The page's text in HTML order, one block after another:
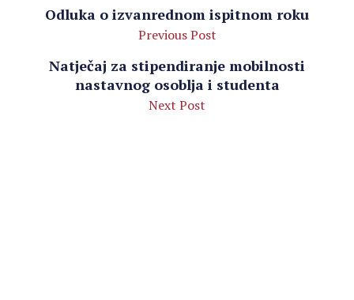
Odluka o izvanrednom ispitnom roku
Previous Post
Natječaj za stipendiranje mobilnosti
nastavnog osoblja i studenta
Next Post